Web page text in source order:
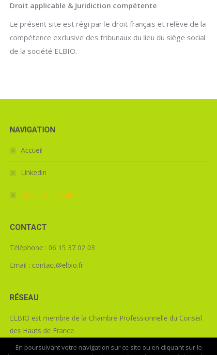
Droit applicable & Juridiction compétente
Le présent site est régi par le droit français et relève de la
compétence exclusive des tribunaux du lieu du siège social
de la société ELBIO.
NAVIGATION
Accueil
Linkedin
Mentions Legales
CONTACT
Téléphone : 06 15 37 02 03
Email : contact@elbio.fr
RÉSEAU
ELBIO est membre de la Chambre Professionnelle du Conseil
des Hauts de France
En poursuivant votre navigation sur ce site ou en cliquant sur le